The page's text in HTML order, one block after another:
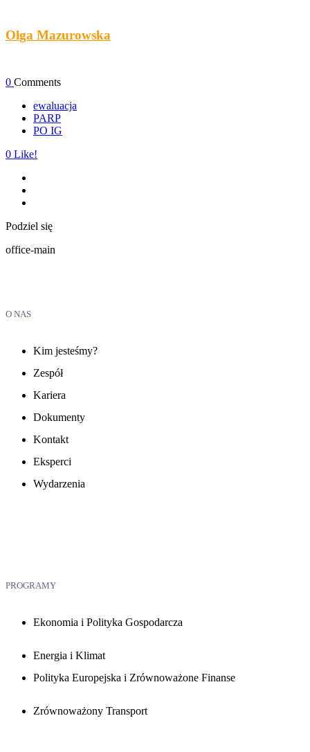
Olga Mazurowska
0 Comments
ewaluacja
PARP
PO IG
0 Like!
Podziel się
office-main
O NAS
Kim jesteśmy?
Zespół
Kariera
Dokumenty
Kontakt
Eksperci
Wydarzenia
PROGRAMY
Ekonomia i Polityka Gospodarcza
Energia i Klimat
Polityka Europejska i Zrównoważone Finanse
Zrównoważony Transport